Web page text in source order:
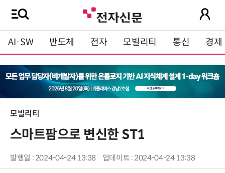
AI·SW 반도체 전자 모빌리티 통신 경제
모빌리티
스마트팜으로 변신한 ST1
발행일 : 2024-04-24 13:38 업데이트 : 2024-04-24 13:38